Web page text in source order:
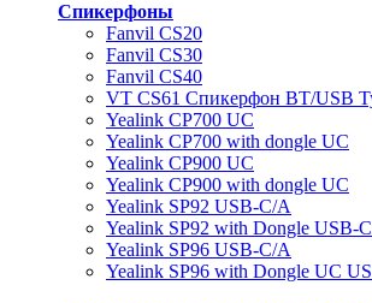
Спикерфоны
Fanvil CS20
Fanvil CS30
Fanvil CS40
VT CS61 Cпикерфон BT/USB
Yealink CP700 UC
Yealink CP700 with dongle UC
Yealink CP900 UC
Yealink CP900 with dongle UC
Yealink SP92 USB-C/A
Yealink SP92 with Dongle USB-
Yealink SP96 USB-C/A
Yealink SP96 with Dongle UC